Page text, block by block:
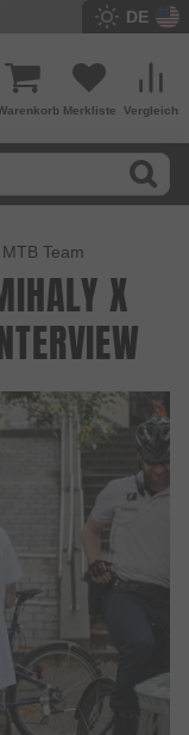
DE
Vergleich
Merkliste
Team
X